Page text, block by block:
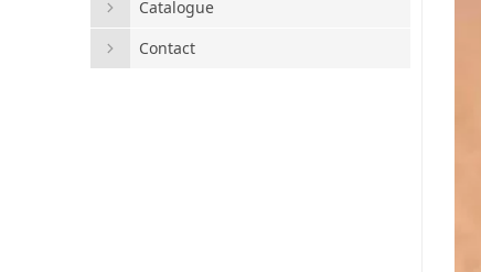
Catalogue
Contact